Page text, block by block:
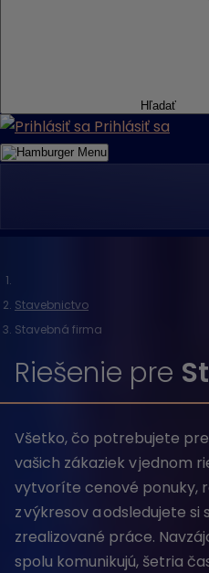
Hľadať
Prihlásiť sa
Menu
Stavebnictvo
Stavebná firma
Riešenie pre
Všetko, čo potrebujete
vašich zákaziek v jednom
vytvoríte cenové ponuky,
z výkresov a odsledujete si
zrealizované práce.
spolu komunikujú, šetria